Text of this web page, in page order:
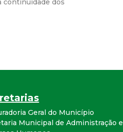
continuidade dos
Geral do Município
Municipal de Administração e